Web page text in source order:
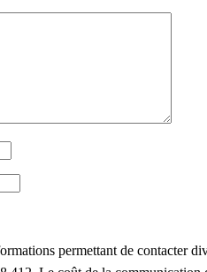
permettant de contacter